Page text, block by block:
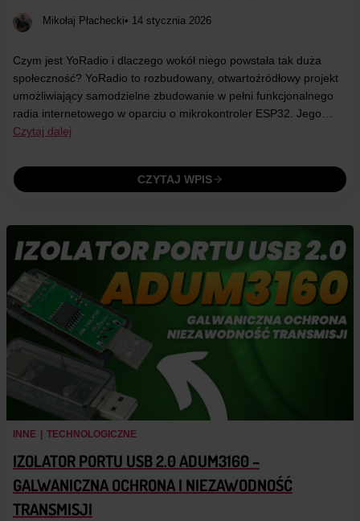
Mikołaj Płachecki• 14 stycznia 2026
Czym jest YoRadio i dlaczego wokół niego powstała tak duża
społeczność? YoRadio to rozbudowany, otwartoźródłowy projekt
umożliwiający samodzielne zbudowanie w pełni funkcjonalnego
radia internetowego w oparciu o mikrokontroler ESP32. Jego…
Czytaj dalej
CZYTAJ WPIS
INNE TECHNOLOGICZNE
IZOLATOR PORTU USB 2.0 ADUM3160 –
GALWANICZNA OCHRONA I NIEZAWODNOŚĆ
TRANSMISJI